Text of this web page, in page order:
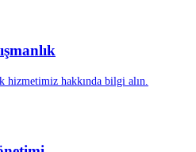
hizmetimiz hakkında bilgi alın.